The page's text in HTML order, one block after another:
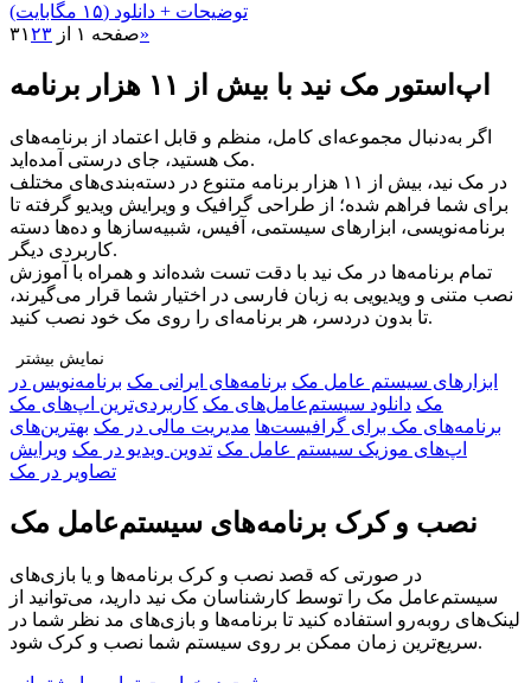
توضیحات + دانلود (۱۵ مگابایت)
صفحه ۱ از ۳
۱۲۳ »
اپ‌استور مک نید با بیش از ۱۱ هزار برنامه
اگر به‌دنبال مجموعه‌ای کامل، منظم و قابل اعتماد از برنامه‌های
مک هستید، جای درستی آمده‌اید.
در مک نید، بیش از ۱۱ هزار برنامه متنوع در دسته‌بندی‌های مختلف
برای شما فراهم شده؛ از طراحی گرافیک و ویرایش ویدیو گرفته تا
برنامه‌نویسی، ابزارهای سیستمی، آفیس، شبیه‌سازها و ده‌ها دسته
کاربردی دیگر.
تمام برنامه‌ها در مک نید با دقت تست شده‌اند و همراه با آموزش
نصب متنی و ویدیویی به زبان فارسی در اختیار شما قرار می‌گیرند،
تا بدون دردسر، هر برنامه‌ای را روی مک خود نصب کنید.
چرا مک نید را انتخاب کنید؟
🔹 تنوع بی‌نظیر: دسترسی به هزاران برنامه در دسته‌بندی‌های
مختلف برای هر نوع نیاز
🔹 راهنمای نصب کامل: آموزش قدم‌به‌قدم متنی و ویدیویی برای هر
برنامه
🔹 پشتیبانی اختصاصی و نصب رایگان: اگر به مشکلی برخوردید، تیم
ما همراه شماست
تجربه‌ها و پرسش و پاسخ
🔹 بروزرسانی مداوم: اضافه شدن برنامه‌های جدید و محبوب
به‌صورت منظم
نمایش بیشتر
ابزار‌های سیستم عامل مک برنامه‌های ایرانی مک برنامه‌نویس در
مک دانلود سیستم‌عامل‌های مک کاربردی‌ترین اپ‌های مک
برنامه‌های مک برای گرافیست‌ها مدیریت مالی در مک بهترین‌های
اپ‌های موزیک سیستم عامل مک تدوین ویدیو در مک ویرایش
تصاویر در مک
نصب و کرک برنامه‌های سیستم‌عامل مک
در صورتی که قصد نصب و کرک برنامه‌ها و یا بازی‌های
سیستم‌عامل مک را توسط کارشناسان مک نید دارید، می‌توانید از
لینک‌های رو‌به‌رو استفاده کنید تا برنامه‌ها و بازی‌های مد نظر شما در
سریع‌ترین زمان ممکن بر روی سیستم شما نصب و کرک شود.